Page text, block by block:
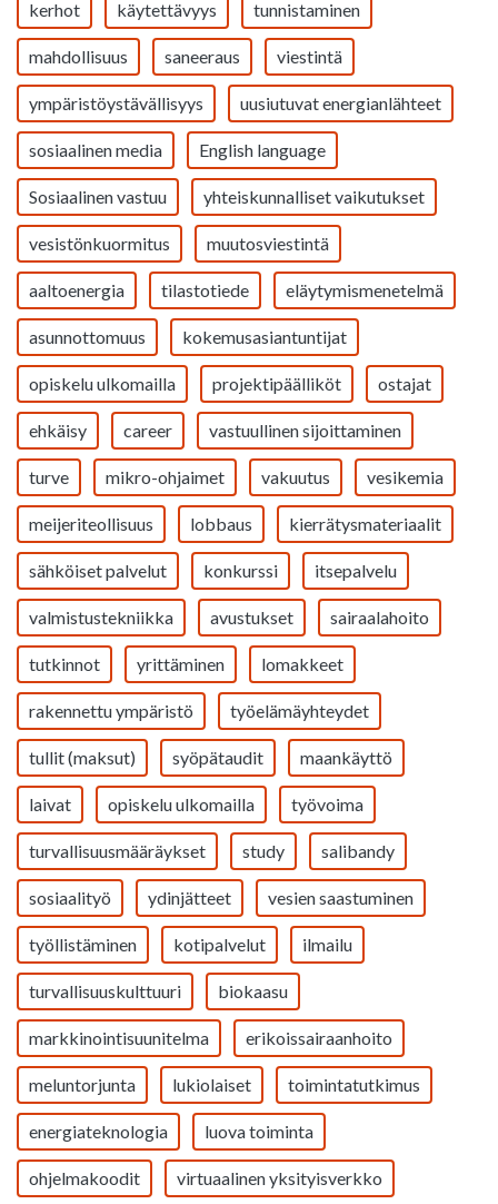
kerhot käytettävyys tunnistaminen
mahdollisuus saneeraus viestintä
ympäristöystävällisyys uusiutuvat energianlähteet
sosiaalinen media English language
Sosiaalinen vastuu yhteiskunnalliset vaikutukset
vesistönkuormitus muutosviestintä
aaltoenergia tilastotiede eläytymismenetelmä
asunnottomuus kokemusasiantuntijat
opiskelu ulkomailla projektipäälliköt ostajat
ehkäisy career vastuullinen sijoittaminen
turve mikro-ohjaimet vakuutus vesikemia
meijeriteollisuus lobbaus kierrätysmateriaalit
sähköiset palvelut konkurssi itsepalvelu
valmistustekniikka avustukset sairaalahoito
tutkinnot yrittäminen lomakkeet
rakennettu ympäristö työelämäyhteydet
tullit (maksut) syöpätaudit maankäyttö
laivat opiskelu ulkomailla työvoima
turvallisuusmääräykset study salibandy
sosiaalityö ydinjätteet vesien saastuminen
työllistäminen kotipalvelut ilmailu
turvallisuuskulttuuri biokaasu
markkinointisuunitelma erikoissairaanhoito
meluntorjunta lukiolaiset toimintatutkimus
energiateknologia luova toiminta
ohjelmakoodit virtuaalinen yksityisverkko